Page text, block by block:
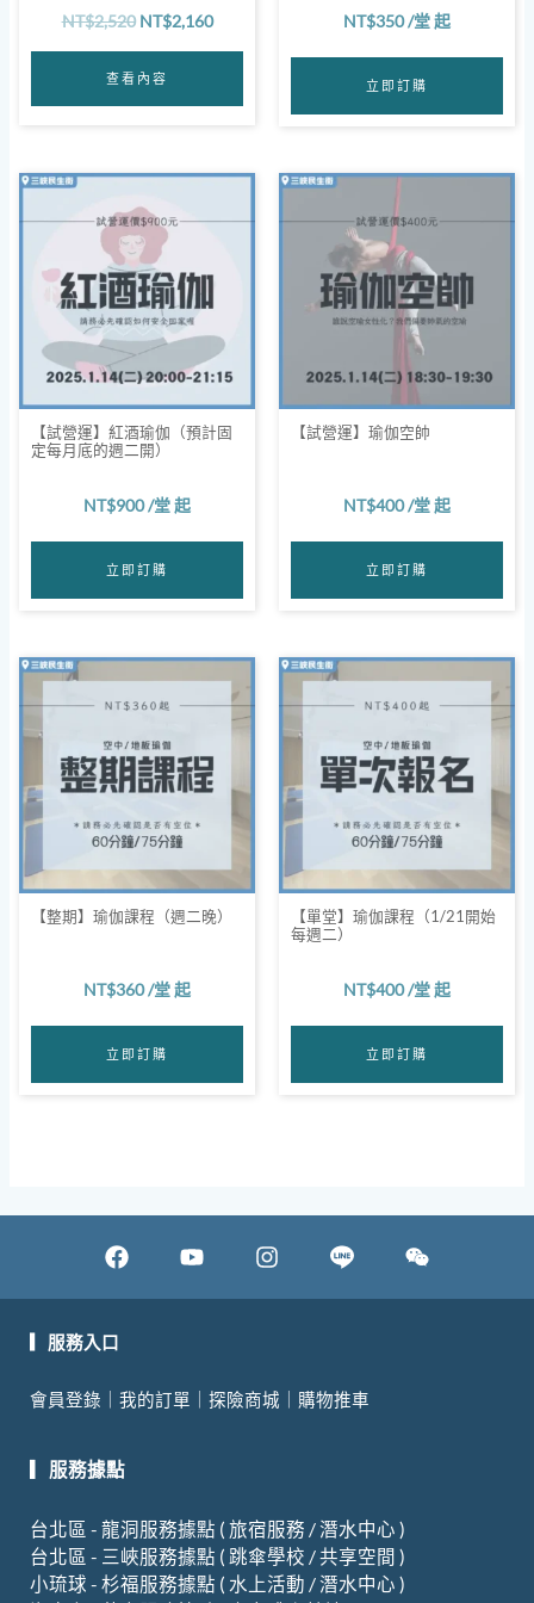
NT$2,520 NT$2,160
查看內容
NT$350/堂 起
立即訂購
【試營運】紅酒瑜伽（預計固
定每月底的週二開）
NT$900/堂 起
立即訂購
【試營運】瑜伽空帥
NT$400/堂 起
立即訂購
【整期】瑜伽課程（週二晚）
NT$360/堂 起
立即訂購
【單堂】瑜伽課程（1/21開始
每週二）
NT$400/堂 起
立即訂購
F
a
e
b
o
Y
u
I
n
a
m
W
e
▎服務入口
會員登錄 我的訂單 探險商城 購物推車
▎服務據點
台北區 - 龍洞服務據點 ( 旅宿服務 / 潛水中心 )
台北區 - 三峽服務據點 ( 跳傘學校 / 共享空間 )
小琉球 - 杉福服務據點 ( 水上活動 / 潛水中心 )